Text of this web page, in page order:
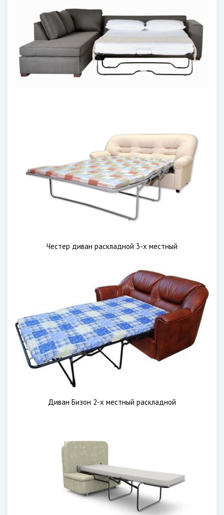
Честер диван раскладной 3-х местный
Диван Бизон 2-х местный раскладной